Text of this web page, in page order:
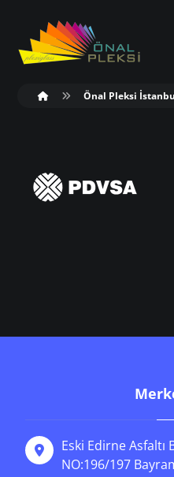
Önal Pleksi
Eski Edirne Asfaltı
NO:196/197